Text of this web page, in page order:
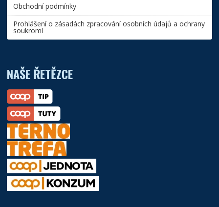
Obchodní podmínky
Prohlášení o zásadách zpracování osobních údajů a ochrany
soukromí
NAŠE ŘETĚZCE